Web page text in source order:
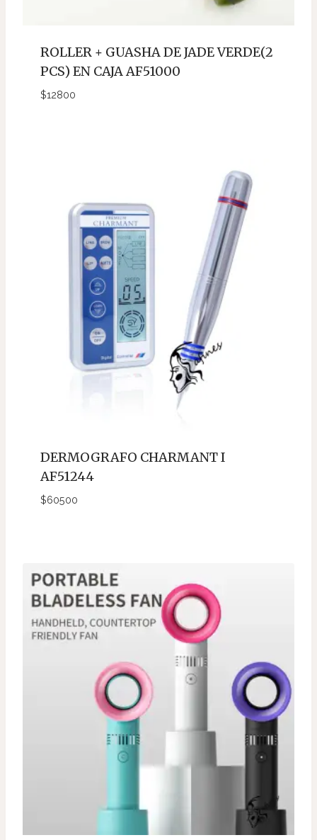
ROLLER + GUASHA DE JADE VERDE(2
PCS) EN CAJA AF51000
$12800
DERMOGRAFO CHARMANT I
AF51244
$60500